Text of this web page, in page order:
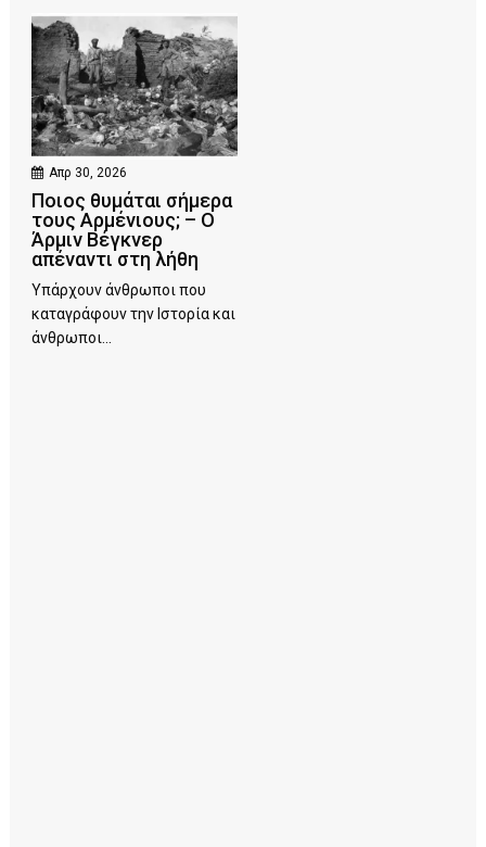
Απρ 30, 2026
Ποιος θυμάται σήμερα
τους Αρμένιους; – Ο
Άρμιν Βέγκνερ
απέναντι στη λήθη
Υπάρχουν άνθρωποι που
καταγράφουν την Ιστορία και
άνθρωποι...